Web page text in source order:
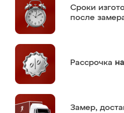
Сроки
после
Рассрочка
Замер,